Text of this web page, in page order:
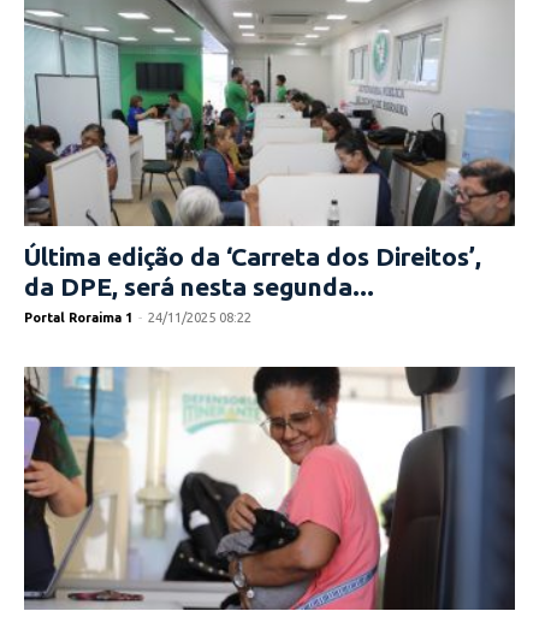
Última edição da ‘Carreta dos Direitos’,
da DPE, será nesta segunda...
Portal Roraima 1 - 24/11/2025 08:22